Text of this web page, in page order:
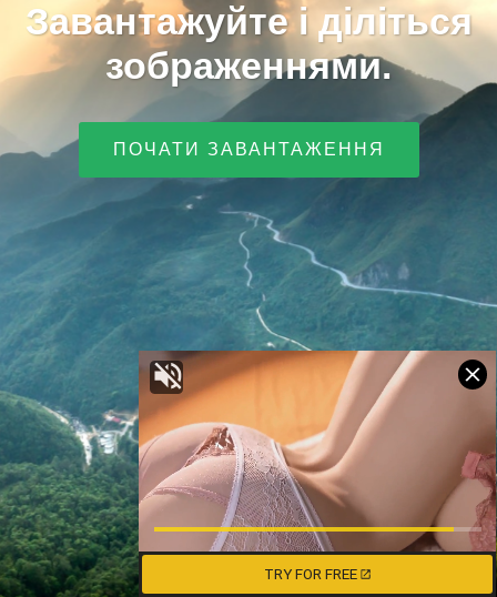
TRY FOR FREE
Завантажуйте і діліться
зображеннями.
ПОЧАТИ ЗАВАНТАЖЕННЯ